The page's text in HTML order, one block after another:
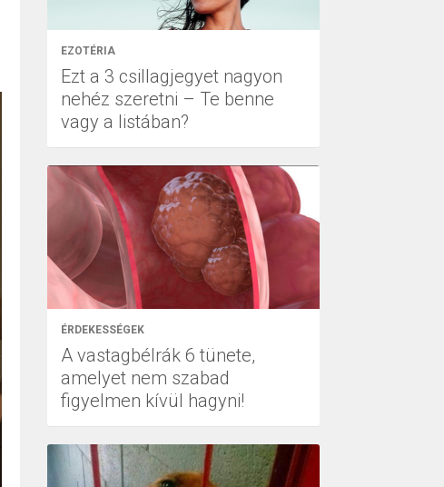
EZOTÉRIA
Ezt a 3 csillagjegyet nagyon
nehéz szeretni – Te benne
vagy a listában?
ÉRDEKESSÉGEK
A vastagbélrák 6 tünete,
amelyet nem szabad
figyelmen kívül hagyni!